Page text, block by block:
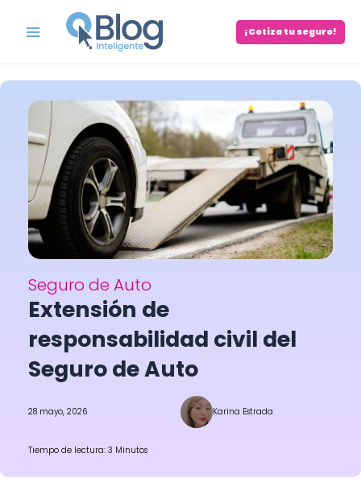
Menu
¡Cotiza tu seguro!
Seguro de Auto
Extensión de
responsabilidad civil del
Seguro de Auto
28 mayo, 2026 Karina Estrada
Tiempo de lectura: 3 Minutos